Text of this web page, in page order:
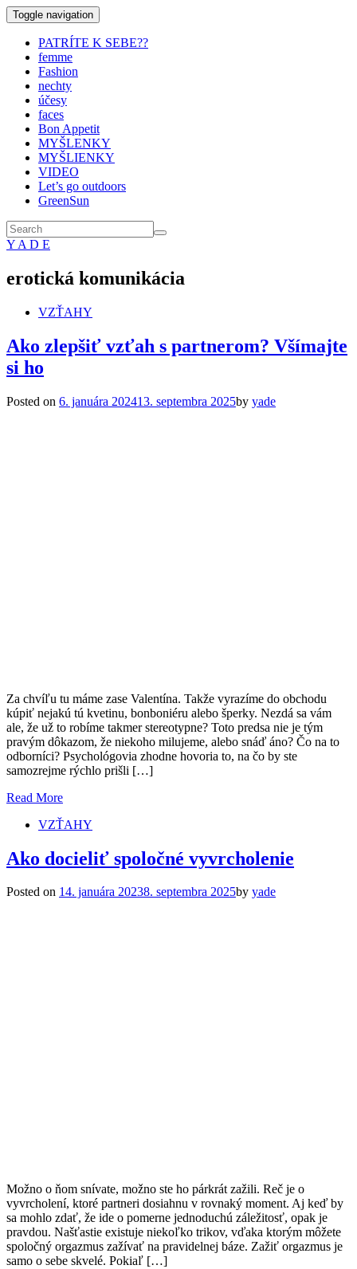
Toggle navigation
PATRÍTE K SEBE??
femme
Fashion
nechty
účesy
faces
Bon Appetit
MYŠLENKY
MYŠLIENKY
VIDEO
Let’s go outdoors
GreenSun
Y A D E
erotická komunikácia
VZŤAHY
Ako zlepšiť vzťah s partnerom? Všímajte
si ho
Posted on 6. januára 202413. septembra 2025by yade
Za chvíľu tu máme zase Valentína. Takže vyrazíme do obchodu
kúpiť nejakú tú kvetinu, bonboniéru alebo šperky. Nezdá sa vám
ale, že už to robíme takmer stereotypne? Toto predsa nie je tým
pravým dôkazom, že niekoho milujeme, alebo snáď áno? Čo na to
odborníci? Psychológovia zhodne hovoria to, na čo by ste
samozrejme rýchlo prišli […]
Read More
VZŤAHY
Ako docieliť spoločné vyvrcholenie
Posted on 14. januára 20238. septembra 2025by yade
Možno o ňom snívate, možno ste ho párkrát zažili. Reč je o
vyvrcholení, ktoré partneri dosiahnu v rovnaký moment. Aj keď by
sa mohlo zdať, že ide o pomerne jednoduchú záležitosť, opak je
pravdou. Našťastie existuje niekoľko trikov, vďaka ktorým môžete
spoločný orgazmus zažívať na pravidelnej báze. Zažiť orgazmus je
samo o sebe skvelé. Pokiaľ […]